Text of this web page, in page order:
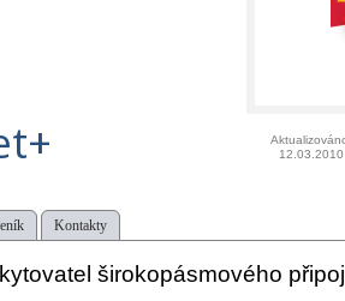
12.03.2010
Kontakty
širokopásmového